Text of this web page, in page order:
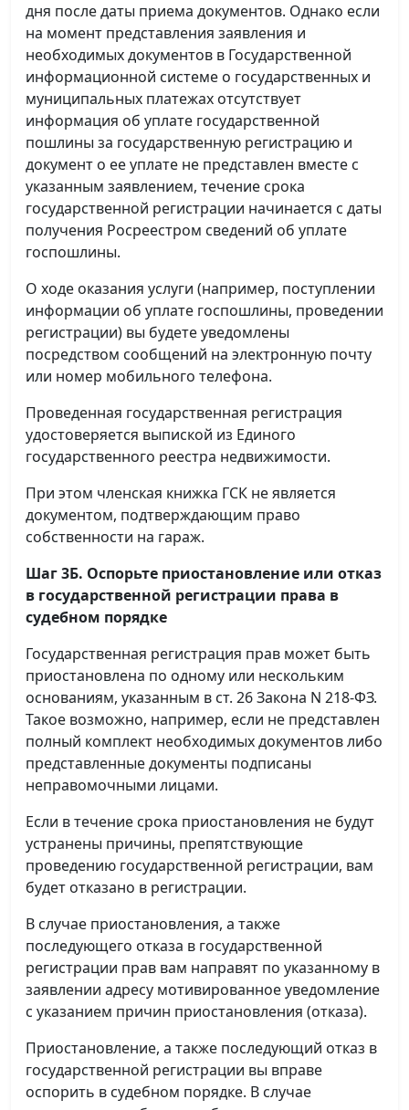
дня после даты приема документов. Однако если
на момент представления заявления и
необходимых документов в Государственной
информационной системе о государственных и
муниципальных платежах отсутствует
информация об уплате государственной
пошлины за государственную регистрацию и
документ о ее уплате не представлен вместе с
указанным заявлением, течение срока
государственной регистрации начинается с даты
получения Росреестром сведений об уплате
госпошлины.
О ходе оказания услуги (например, поступлении
информации об уплате госпошлины, проведении
регистрации) вы будете уведомлены
посредством сообщений на электронную почту
или номер мобильного телефона.
Проведенная государственная регистрация
удостоверяется выпиской из Единого
государственного реестра недвижимости.
При этом членская книжка ГСК не является
документом, подтверждающим право
собственности на гараж.
Шаг 3Б. Оспорьте приостановление или отказ
в государственной регистрации права в
судебном порядке
Государственная регистрация прав может быть
приостановлена по одному или нескольким
основаниям, указанным в ст. 26 Закона N 218-ФЗ.
Такое возможно, например, если не представлен
полный комплект необходимых документов либо
представленные документы подписаны
неправомочными лицами.
Если в течение срока приостановления не будут
устранены причины, препятствующие
проведению государственной регистрации, вам
будет отказано в регистрации.
В случае приостановления, а также
последующего отказа в государственной
регистрации прав вам направят по указанному в
заявлении адресу мотивированное уведомление
с указанием причин приостановления (отказа).
Приостановление, а также последующий отказ в
государственной регистрации вы вправе
оспорить в судебном порядке. В случае